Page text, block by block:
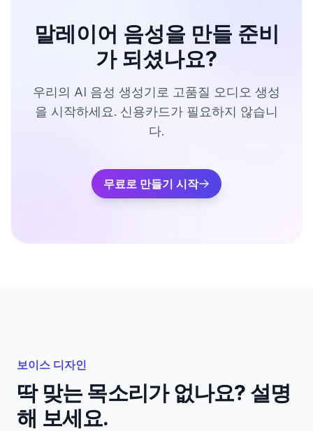
말레이어 음성을 만들 준비
가 되셨나요?
우리의 AI 음성 생성기로 고품질 오디오 생성
을 시작하세요. 신용카드가 필요하지 않습니
다.
무료로 만들기 시작
보이스 디자인
딱 맞는 목소리가 없나요? 설명
해 보세요.